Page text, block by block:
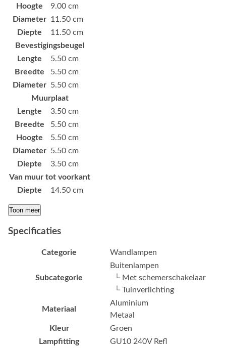
Hoogte
9.00 cm
Diameter 11.50 cm
Diepte
11.50 cm
Bevestigingsbeugel
Lengte
5.50 cm
Breedte
5.50 cm
Diameter 5.50 cm
Muurplaat
Lengte
3.50 cm
Breedte
5.50 cm
Hoogte
5.50 cm
Diameter 5.50 cm
Diepte
3.50 cm
Van muur tot voorkant
Diepte
14.50 cm
Toon meer
Specificaties
Categorie Wandlampen
Subcategorie
Buitenlampen
└ Met schemerschakelaar
└ Tuinverlichting
Materiaal
Aluminium
Metaal
Kleur
Groen
Lampfitting
GU10 240V Refl